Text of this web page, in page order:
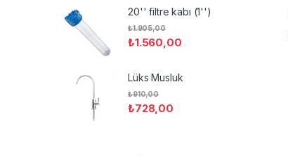
20'' filtre kabı (1'')
₺1.560,00
₺1.905,00
Lüks Musluk
₺728,00
₺910,00